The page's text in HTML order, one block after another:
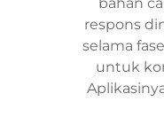
respons
selama
untuk